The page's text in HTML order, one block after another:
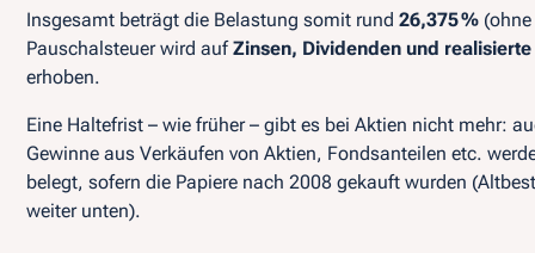
Insgesamt beträgt die Belastung somit rund26,375 %
Pauschalsteuer wird aufZinsen, Dividenden und
erhoben.
Eine Haltefrist – wie früher – gibt es bei Aktien nicht mehr:
Gewinne aus Verkäufen von Aktien, Fondsanteilen etc.
belegt, sofern die Papiere nach 2008 gekauft wurden
weiter unten).